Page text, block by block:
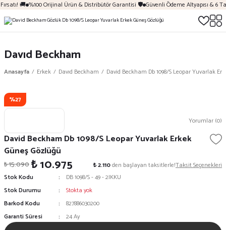
🚚 %100 Orijinal Ürün & Distribütör Garantisi 🛡️ Güvenli Ödeme Altyapısı & 6
Davıd Beckham
Anasayfa Erkek Davıd Beckham David Beckham Db 1098/S Leopar Yuvarlak
%27
Yorumlar (0)
David Beckham Db 1098/S Leopar Yuvarlak Erkek
Güneş Gözlüğü
₺ 15.090₺ 10.975 ₺ 2.110den başlayan taksitlerle!Taksit Seçenekleri
Stok Kodu
DB 1098/S - 49 - 2IKKU
Stok Durumu
Stokta yok
Barkod Kodu
827886030200
Garanti Süresi
24 Ay